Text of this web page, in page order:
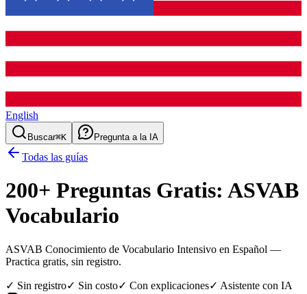
English
Buscar⌘K Pregunta a la IA
Todas las guías
200+ Preguntas Gratis: ASVAB
Vocabulario
ASVAB Conocimiento de Vocabulario Intensivo en Español —
Practica gratis, sin registro.
✓ Sin registro✓ Sin costo✓ Con explicaciones✓ Asistente con IA